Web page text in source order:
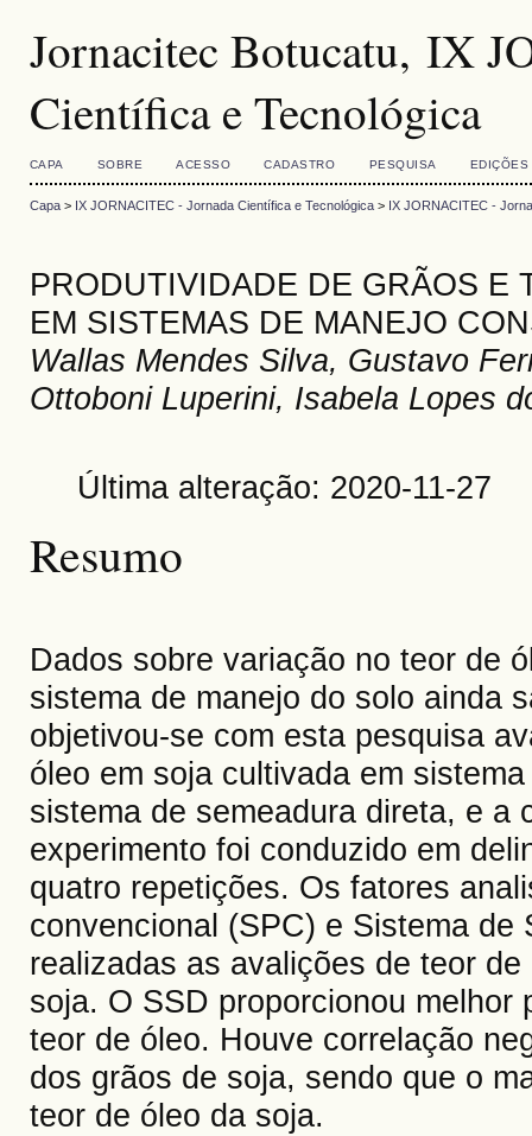
Jornacitec Botucatu, IX
Científica e Tecnológica
CAPA SOBRE ACESSO CADASTRO PESQUISA EDIÇÕES
Capa> IX JORNACITEC - Jornada Científica e Tecnológica> IX JORNACITEC -
PRODUTIVIDADE DE GRÃOS E
EM SISTEMAS DE MANEJO
Wallas Mendes Silva, Gustavo
Ottoboni Luperini, Isabela Lopes
Última alteração: 2020-11-27
Resumo
Dados sobre variação no teor de
sistema de manejo do solo ainda
objetivou-se com esta pesquisa
óleo em soja cultivada em
sistema de semeadura direta, e a
experimento foi conduzido em
quatro repetições. Os fatores
convencional (SPC) e Sistema
realizadas as avalições de teor
soja. O SSD proporcionou
teor de óleo. Houve correlação
dos grãos de soja, sendo que o
teor de óleo da soja.